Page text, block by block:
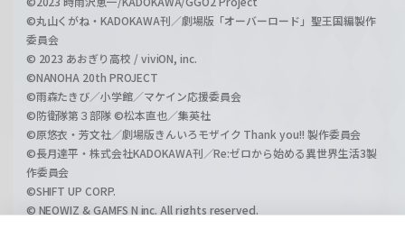
©丸山くがね・KADOKAWA刊／劇場版「オーバーロード」聖王国編製作
委員会
© 2023 あおぎり高校 / viviON, inc.
©NANOHA 20th PROJECT
©雨森たきび／小学館／マケイン応援委員会
©防衛隊第３部隊 ©松本直也／集英社
©原悠衣・芳文社／劇場版きんいろモザイク Thank you!! 製作委員会
©長月達平・株式会社KADOKAWA刊／Re:ゼロから始める異世界生活3製
作委員会
©SHIFT UP CORP.
© NEOWIZ & GAMFS N inc. All rights reserved.